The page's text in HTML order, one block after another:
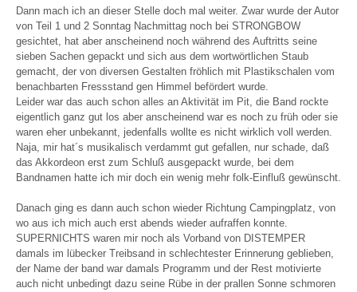
Dann mach ich an dieser Stelle doch mal weiter. Zwar wurde der Autor
von Teil 1 und 2 Sonntag Nachmittag noch bei STRONGBOW
gesichtet, hat aber anscheinend noch während des Auftritts seine
sieben Sachen gepackt und sich aus dem wortwörtlichen Staub
gemacht, der von diversen Gestalten fröhlich mit Plastikschalen vom
benachbarten Fressstand gen Himmel befördert wurde.
Leider war das auch schon alles an Aktivität im Pit, die Band rockte
eigentlich ganz gut los aber anscheinend war es noch zu früh oder sie
waren eher unbekannt, jedenfalls wollte es nicht wirklich voll werden.
Naja, mir hat´s musikalisch verdammt gut gefallen, nur schade, daß
das Akkordeon erst zum Schluß ausgepackt wurde, bei dem
Bandnamen hatte ich mir doch ein wenig mehr folk-Einfluß gewünscht.
Danach ging es dann auch schon wieder Richtung Campingplatz, von
wo aus ich mich auch erst abends wieder aufraffen konnte.
SUPERNICHTS waren mir noch als Vorband von DISTEMPER
damals im lübecker Treibsand in schlechtester Erinnerung geblieben,
der Name der band war damals Programm und der Rest motivierte
auch nicht unbedingt dazu seine Rübe in der prallen Sonne schmoren